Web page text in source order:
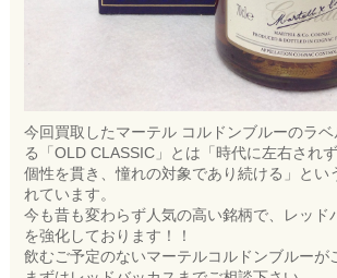
今回買取したマーテル コルドンブルーのラ
る「OLD CLASSIC」とは「時代に左右され
個性を貫き、憧れの対象であり続ける」とい
れています。
今も昔も変わらず人気の高い銘柄で、レッド
を強化しております！！
飲むご予定のないマーテルコルドンブルーが